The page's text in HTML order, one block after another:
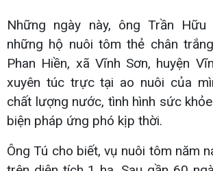
Những ngày này, ông Trần
những hộ nuôi tôm thẻ chân
Phan Hiền, xã Vĩnh Sơn, huyện
xuyên túc trực tại ao nuôi của
chất lượng nước, tình hình sức
biện pháp ứng phó kịp thời.
Ông Tú cho biết, vụ nuôi tôm năm